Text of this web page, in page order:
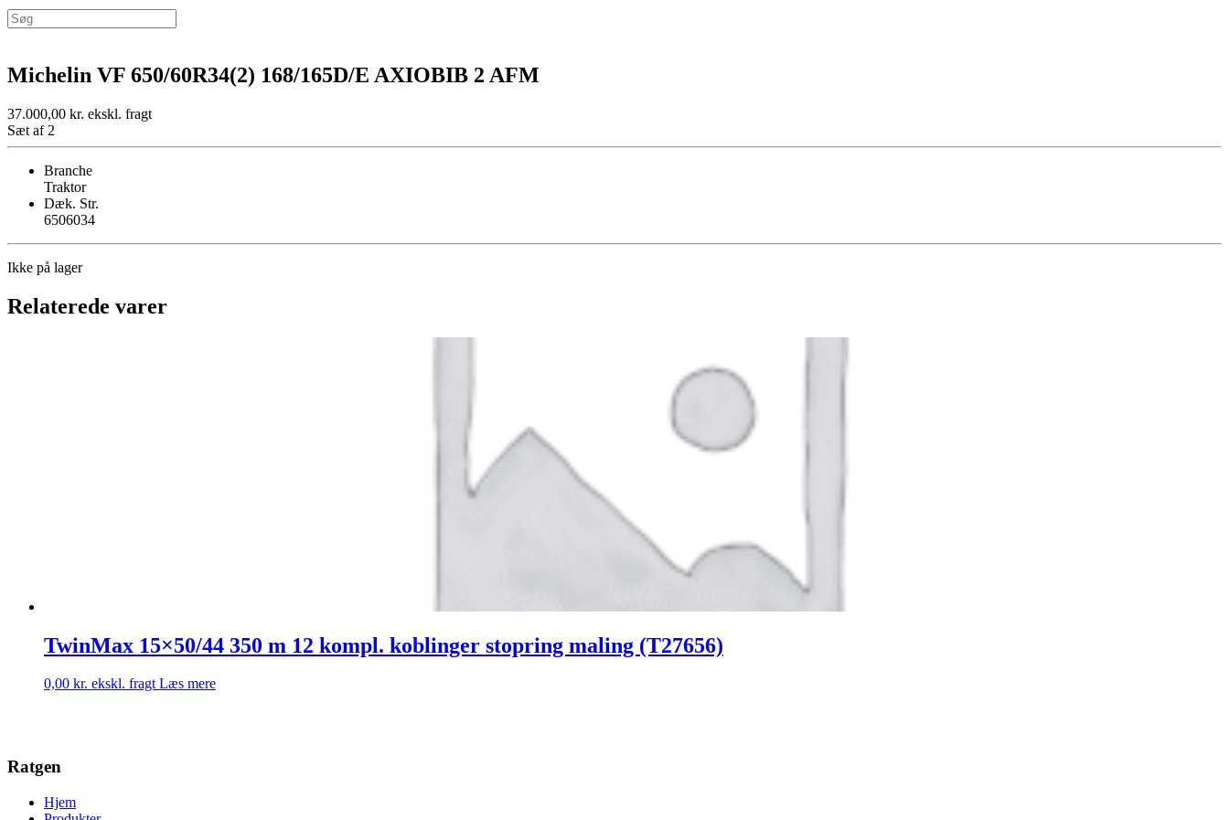
Michelin VF 650/60R34(2) 168/165D/E AXIOBIB 2 AFM
37.000,00 kr. ekskl. fragt
Sæt af 2
Branche
Traktor
Dæk. Str.
6506034
Ikke på lager
Relaterede varer
TwinMax 15×50/44 350 m 12 kompl. koblinger stopring maling (T27656)
0,00 kr. ekskl. fragt Læs mere
Ratgen
Hjem